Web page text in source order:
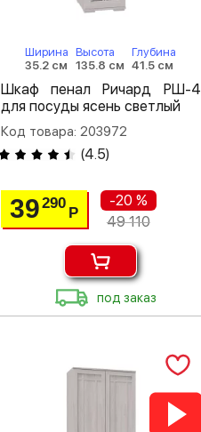
Ширина
35.2 см
Высота
135.8 см
Глубина
41.5 см
Шкаф пенал Ричард РШ-4
для посуды ясень светлый
Код товара: 203972
(4.5)
39290
Р
-20 %
49 110
под заказ